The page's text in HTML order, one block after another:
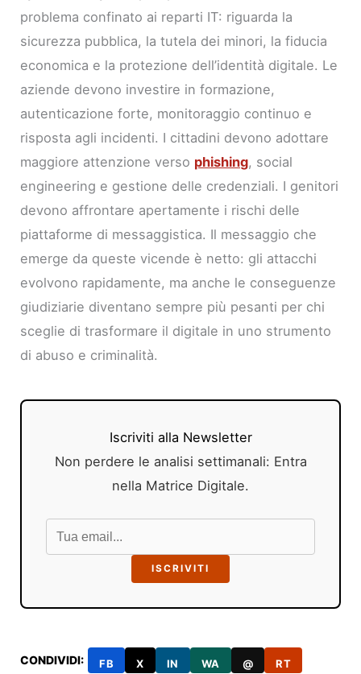
problema confinato ai reparti IT: riguarda la
sicurezza pubblica, la tutela dei minori, la fiducia
economica e la protezione dell’identità digitale. Le
aziende devono investire in formazione,
autenticazione forte, monitoraggio continuo e
risposta agli incidenti. I cittadini devono adottare
maggiore attenzione verso phishing, social
engineering e gestione delle credenziali. I genitori
devono affrontare apertamente i rischi delle
piattaforme di messaggistica. Il messaggio che
emerge da queste vicende è netto: gli attacchi
evolvono rapidamente, ma anche le conseguenze
giudiziarie diventano sempre più pesanti per chi
sceglie di trasformare il digitale in uno strumento
di abuso e criminalità.
Iscriviti alla Newsletter
Non perdere le analisi settimanali: Entra
nella Matrice Digitale.
ISCRIVITI
CONDIVIDI: FB X IN WA @ RT